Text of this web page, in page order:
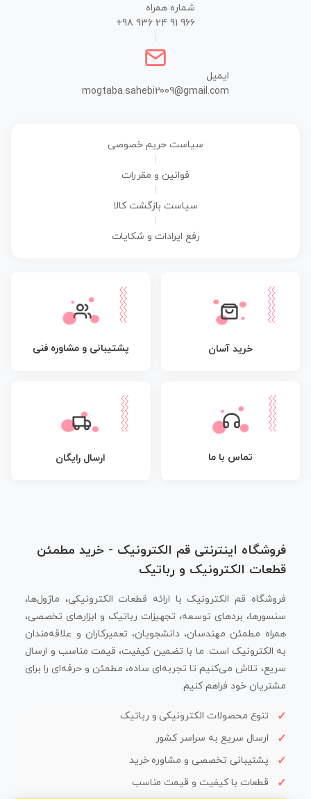
شماره همراه
+98 936 24 91 966
ایمیل
mogtaba.sahebi2009@gmail.com
سیاست حریم خصوصی
قوانین و مقررات
سیاست بازگشت کالا
رفع ایرادات و شکایات
خرید آسان پشتیبانی و مشاوره فنی
تماس با ما ارسال رایگان
فروشگاه اینترنتی قم الکترونیک - خرید مطمئن
قطعات الکترونیک و رباتیک
فروشگاه قم الکترونیک با ارائه قطعات الکترونیکی، ماژول‌ها،
سنسورها، بردهای توسعه، تجهیزات رباتیک و ابزارهای تخصصی،
همراه مطمئن مهندسان، دانشجویان، تعمیرکاران و علاقه‌مندان
به الکترونیک است. ما با تضمین کیفیت، قیمت مناسب و ارسال
سریع، تلاش می‌کنیم تا تجربه‌ای ساده، مطمئن و حرفه‌ای را برای
مشتریان خود فراهم کنیم.
تنوع محصولات الکترونیکی و رباتیک
ارسال سریع به سراسر کشور
پشتیبانی تخصصی و مشاوره خرید
قطعات با کیفیت و قیمت مناسب